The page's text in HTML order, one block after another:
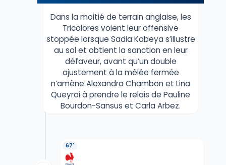
Dans la moitié de terrain anglaise, les
Tricolores voient leur offensive
stoppée lorsque Sadia Kabeya s’illustre
au sol et obtient la sanction en leur
défaveur, avant qu’un double
ajustement à la mêlée fermée
n’amène Alexandra Chambon et Lina
Queyroi à prendre le relais de Pauline
Bourdon-Sansus et Carla Arbez.
67'